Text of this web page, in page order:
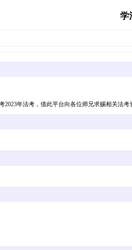
学
年法考，借此平台向各位师兄求赐相关法考